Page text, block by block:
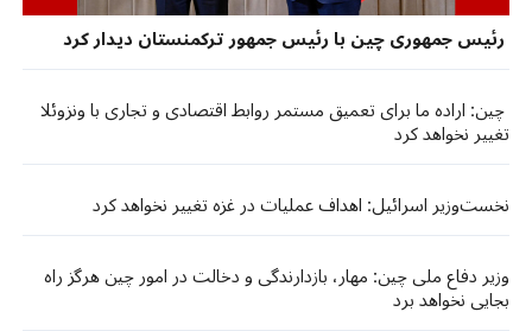
رئیس جمهوری چین با رئیس جمهور ترکمنستان دیدار کرد​​
چین: اراده ما برای تعمیق مستمر روابط اقتصادی و تجاری با ونزوئلا
تغییر نخواهد کرد​​
​نخست‌وزیر اسرائیل: اهداف عملیات در غزه تغییر نخواهد کرد​​
وزیر دفاع ملی چین: مهار، بازدارندگی و دخالت در امور چین هرگز راه
بجایی نخواهد برد